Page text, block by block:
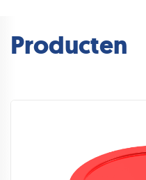
Producten